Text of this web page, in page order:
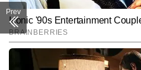
Subscribe to our
Prev